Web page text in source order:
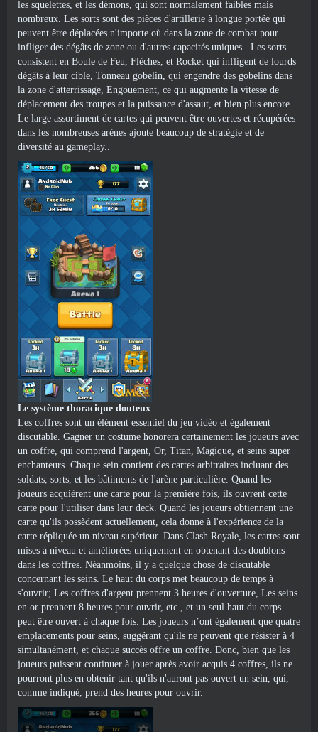
les squelettes, et les démons, qui sont normalement faibles mais
nombreux. Les sorts sont des pièces d'artillerie à longue portée qui
peuvent être déplacées n'importe où dans la zone de combat pour
infliger des dégâts de zone ou d'autres capacités uniques.. Les sorts
consistent en Boule de Feu, Flèches, et Rocket qui infligent de lourds
dégâts à leur cible, Tonneau gobelin, qui engendre des gobelins dans
la zone d'atterrissage, Engouement, ce qui augmente la vitesse de
déplacement des troupes et la puissance d'assaut, et bien plus encore.
Le large assortiment de cartes qui peuvent être ouvertes et récupérées
dans les nombreuses arènes ajoute beaucoup de stratégie et de
diversité au gameplay..
Le système thoracique douteux
Les coffres sont un élément essentiel du jeu vidéo et également
discutable. Gagner un costume honorera certainement les joueurs avec
un coffre, qui comprend l'argent, Or, Titan, Magique, et seins super
enchanteurs. Chaque sein contient des cartes arbitraires incluant des
soldats, sorts, et les bâtiments de l'arène particulière. Quand les
joueurs acquièrent une carte pour la première fois, ils ouvrent cette
carte pour l'utiliser dans leur deck. Quand les joueurs obtiennent une
carte qu'ils possèdent actuellement, cela donne à l'expérience de la
carte répliquée un niveau supérieur. Dans Clash Royale, les cartes sont
mises à niveau et améliorées uniquement en obtenant des doublons
dans les coffres. Néanmoins, il y a quelque chose de discutable
concernant les seins. Le haut du corps met beaucoup de temps à
s'ouvrir; Les coffres d'argent prennent 3 heures d'ouverture, Les seins
en or prennent 8 heures pour ouvrir, etc., et un seul haut du corps
peut être ouvert à chaque fois. Les joueurs n’ont également que quatre
emplacements pour seins, suggérant qu'ils ne peuvent que résister à 4
simultanément, et chaque succès offre un coffre. Donc, bien que les
joueurs puissent continuer à jouer après avoir acquis 4 coffres, ils ne
pourront plus en obtenir tant qu'ils n'auront pas ouvert un sein, qui,
comme indiqué, prend des heures pour ouvrir.